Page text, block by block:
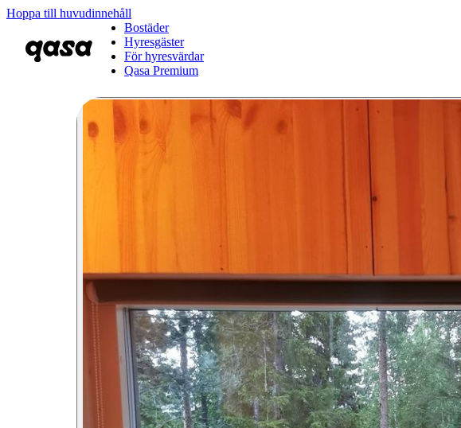
Hoppa till huvudinnehåll
Bostäder
Hyresgäster
För hyresvärdar
Qasa Premium